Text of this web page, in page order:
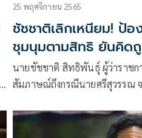
25 พฤศจิกายน 2565
ชัชชาติเลิกเหนียม! ป้
ชุมนุมตามสิทธิ ยันคิด
ไม่กระทบเอเปก
นายชัชชาติ สิทธิพันธุ์ ผู้ว่าราชก
สัมภาษณ์ถึงกรณีนายศรีสุวรรณ
ขอให้ไต่สวนและวินิจฉัยว่า การ
ดูแล หรือปล่อยปละละเลยให้ผู้